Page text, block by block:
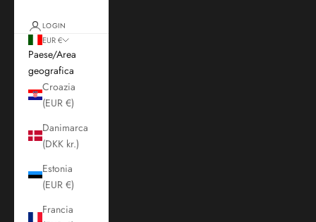
LOGIN
EUR €
Paese/Area
geografica
Croazia
(EUR €)
Danimarca
(DKK kr.)
Estonia
(EUR €)
Francia